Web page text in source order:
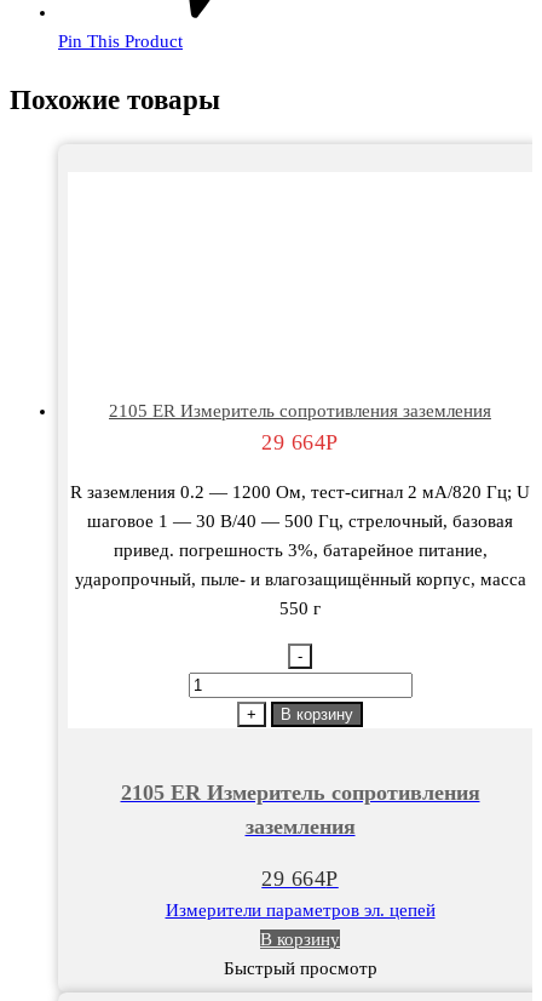
Pin This Product
Похожие товары
2105 ER Измеритель сопротивления заземления
29 664Р
R заземления 0.2 — 1200 Ом, тест-сигнал 2 мА/820 Гц; U
шаговое 1 — 30 В/40 — 500 Гц, стрелочный, базовая
привед. погрешность 3%, батарейное питание,
ударопрочный, пыле- и влагозащищённый корпус, масса
550 г
-
Количество
Измеритель
сопротивления
+ В корзину
2105 ER Измеритель сопротивления
заземления
29 664Р
Измерители параметров эл. цепей
В корзину
Быстрый просмотр